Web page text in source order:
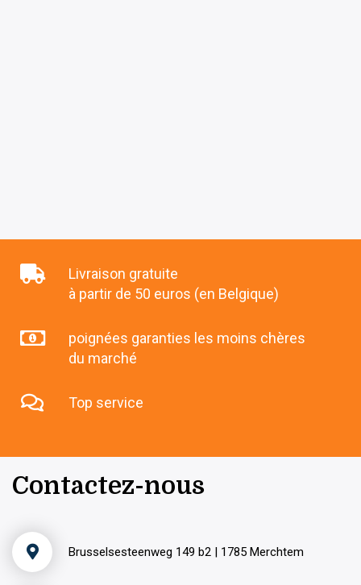
Livraison gratuite
à partir de 50 euros (en Belgique)
poignées garanties les moins chères
du marché
Top service
Contactez-nous
Brusselsesteenweg 149 b2 | 1785 Merchtem